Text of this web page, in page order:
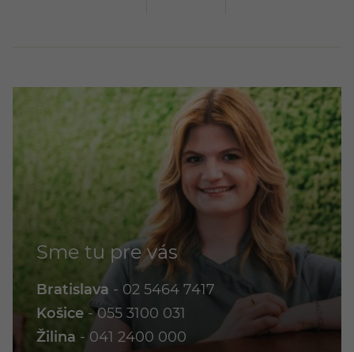
Sme tu pre vás
Bratislava - 02 5464 7417
Košice -055 3100 031
Žilina - 041 2400 000